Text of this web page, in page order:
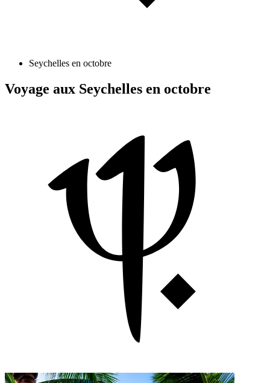
Seychelles en octobre
Voyage aux Seychelles en octobre